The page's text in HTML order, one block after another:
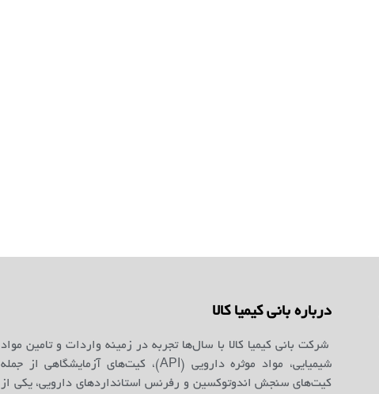
درباره بانی کیمیا کالا
شرکت بانی کیمیا کالا با سال‌ها تجربه در زمینه واردات و تامین مواد
شیمیایی، مواد موثره دارویی (API)، کیت‌های آزمایشگاهی از جمله
کیت‌های سنجش اندوتوکسین و رفرنس استانداردهای دارویی، یکی از